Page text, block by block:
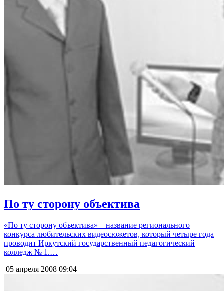
По ту сторону объектива
«По ту сторону объектива» – название регионального
конкурса любительских видеосюжетов, который четыре года
проводит Иркутский государственный педагогический
колледж № 1.…
05 апреля 2008 09:04